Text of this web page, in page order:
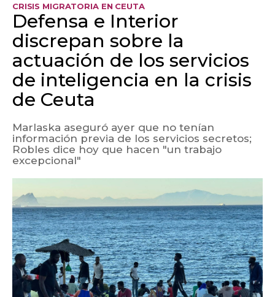
CRISIS MIGRATORIA EN CEUTA
Defensa e Interior
discrepan sobre la
actuación de los servicios
de inteligencia en la crisis
de Ceuta
Marlaska aseguró ayer que no tenían
información previa de los servicios secretos;
Robles dice hoy que hacen "un trabajo
excepcional"